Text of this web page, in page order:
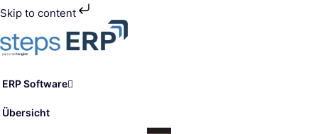
Skip to content
to
content
ERP Software
Übersicht